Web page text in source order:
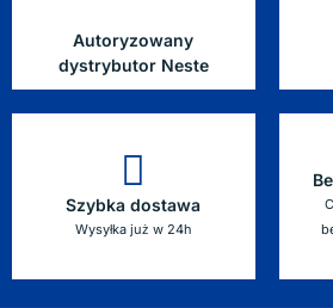
Autoryzowany
dystrybutor Neste
Szybka dostawa
Wysyłka już w 24h